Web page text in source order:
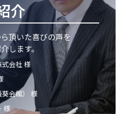
介
頂いた喜びの声を
します。
会社 様
会館） 様
様